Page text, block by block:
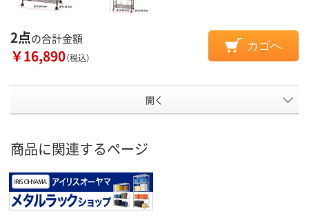
2点の合計金額
￥16,890（税込）
カゴへ
開く
商品に関連するページ